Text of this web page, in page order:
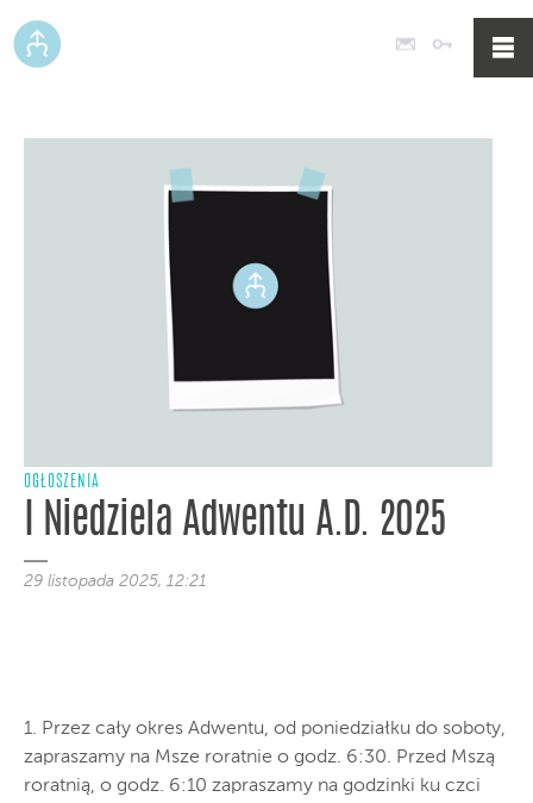
Poczta
OGŁOSZENIA
I Niedziela Adwentu A.D. 2025
29 listopada 2025, 12:21
1. Przez cały okres Adwentu, od poniedziałku do soboty,
zapraszamy na Msze roratnie o godz. 6:30. Przed Mszą
roratnią, o godz. 6:10 zapraszamy na godzinki ku czci